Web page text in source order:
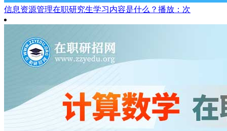
信息资源管理在职研究生学习内容是什么？ 播放：次